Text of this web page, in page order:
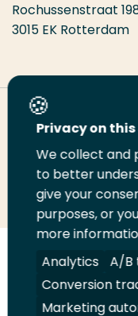
Rochussenstraat
3015 EK Rotterdam
Deel deze pagina
Deel
LinkedIn
Deel
op
Twitter
Deel
op
Volg
ons
op
Volg
ons
op
Volg
ons
op
ons
op
Juridisch
Privacy on
We collect and
to better
give your
purposes, or
more
Analytics
A/B
Conversion
Marketing